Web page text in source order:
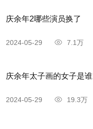
的典范。
庆余年2哪些演员换了
2024-05-29 7.1万
庆余年太子画的女子是谁
2024-05-29 19.3万